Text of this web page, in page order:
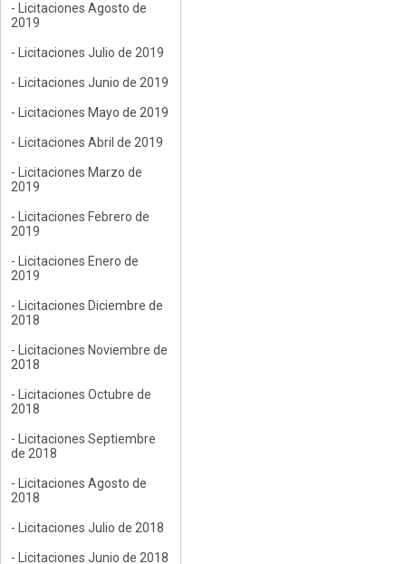
- Licitaciones Agosto de
2019
- Licitaciones Julio de 2019
- Licitaciones Junio de 2019
- Licitaciones Mayo de 2019
- Licitaciones Abril de 2019
- Licitaciones Marzo de
2019
- Licitaciones Febrero de
2019
- Licitaciones Enero de
2019
- Licitaciones Diciembre de
2018
- Licitaciones Noviembre de
2018
- Licitaciones Octubre de
2018
- Licitaciones Septiembre
de 2018
- Licitaciones Agosto de
2018
- Licitaciones Julio de 2018
- Licitaciones Junio de 2018